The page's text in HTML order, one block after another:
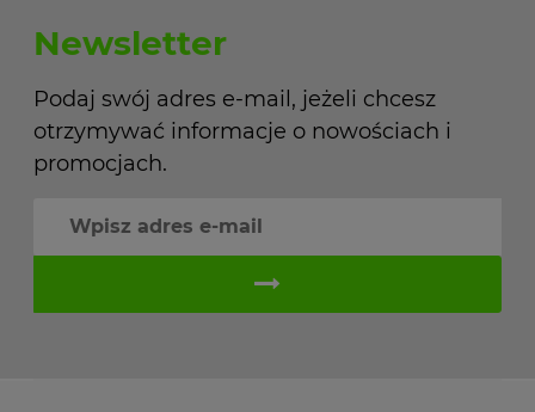
Newsletter
Podaj swój adres e-mail, jeżeli chcesz
otrzymywać informacje o nowościach i
promocjach.